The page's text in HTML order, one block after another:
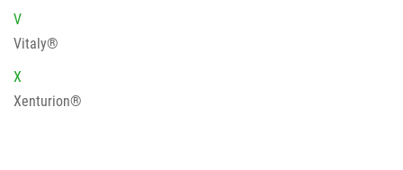
V
Vitaly®
X
Xenturion®